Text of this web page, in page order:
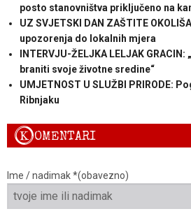
posto stanovništva priključeno na
UZ SVJETSKI DAN ZAŠTITE
upozorenja do lokalnih mjera
INTERVJU-ŽELJKA LELJAK
braniti svoje životne sredine“
UMJETNOST U SLUŽBI PRIRODE:
Ribnjaku
KOMENTARI
Ime / nadimak *(obavezno)